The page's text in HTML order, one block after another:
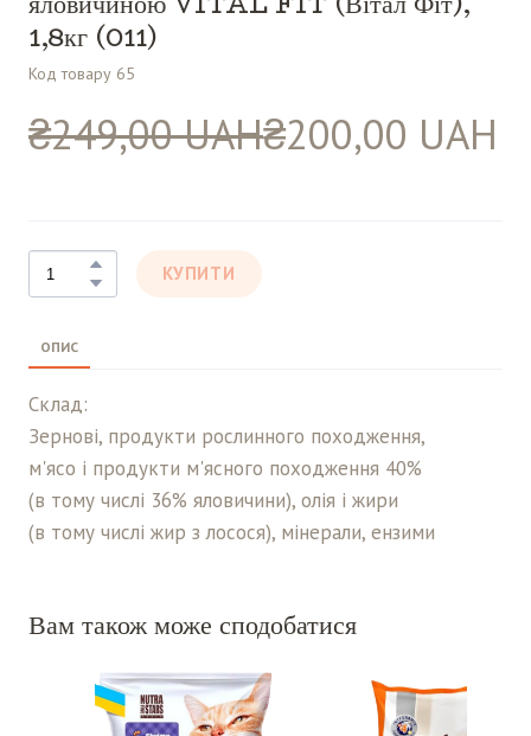
1,8кг (011)
Код товару 65
₴249,00 UAH₴200,00 UAH
КУПИТИ
ОПИС
Склад:
Зернові, продукти рослинного походження,
м'ясо і продукти м'ясного походження 40%
(в тому числі 36% яловичини), олія і жири
(в тому числі жир з лосося), мінерали, ензими
Вам також може сподобатися